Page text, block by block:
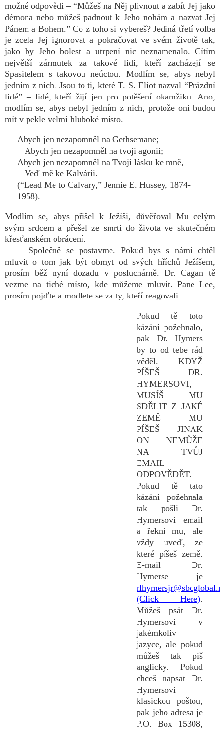
možné odpovědi – “Můžeš na Něj plivnout a zabít Jej jako
démona nebo můžeš padnout k Jeho nohám a nazvat Jej
Pánem a Bohem.” Co z toho si vybereš? Jediná třetí volba
je zcela Jej ignorovat a pokračovat ve svém životě tak,
jako by Jeho bolest a utrpení nic neznamenalo. Cítím
největší zármutek za takové lidi, kteří zacházejí se
Spasitelem s takovou neúctou. Modlím se, abys nebyl
jedním z nich. Jsou to ti, které T. S. Eliot nazval “Prázdní
lidé” – lidé, kteří žijí jen pro potěšení okamžiku. Ano,
modlím se, abys nebyl jedním z nich, protože oni budou
mít v pekle velmi hluboké místo.
Abych jen nezapomněl na Gethsemane;
Abych jen nezapomněl na tvoji agonii;
Abych jen nezapomněl na Tvoji lásku ke mně,
Veď mě ke Kalvárii.
(“Lead Me to Calvary,” Jennie E. Hussey, 1874-
1958).
Modlím se, abys přišel k Ježíši, důvěřoval Mu celým
svým srdcem a přešel ze smrti do života ve skutečném
křesťanském obrácení.
Společně se postavme. Pokud bys s námi chtěl
mluvit o tom jak být obmyt od svých hříchů Ježíšem,
prosím běž nyní dozadu v posluchárně. Dr. Cagan tě
vezme na tiché místo, kde můžeme mluvit. Pane Lee,
prosím pojďte a modlete se za ty, kteří reagovali.
Pokud tě toto
kázání požehnalo,
pak Dr. Hymers
by to od tebe rád
věděl. KDYŽ
PÍŠEŠ DR.
HYMERSOVI,
MUSÍŠ MU
SDĚLIT Z JAKÉ
ZEMĚ MU
PÍŠEŠ JINAK
ON NEMŮŽE
NA TVŮJ
EMAIL
ODPOVĚDĚT.
Pokud tě tato
kázání požehnala
tak pošli Dr.
Hymersovi email
a řekni mu, ale
vždy uveď, ze
které píšeš země.
E-mail Dr.
Hymerse je
(Click Here).
Můžeš psát Dr.
Hymersovi v
jakémkoliv
jazyce, ale pokud
můžeš tak piš
anglicky. Pokud
chceš napsat Dr.
Hymersovi
klasickou poštou,
pak jeho adresa je
P.O. Box 15308,